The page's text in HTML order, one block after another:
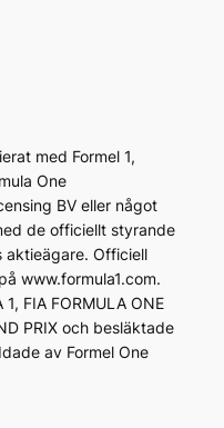
med Formel 1,
One
BV eller något
de officiellt styrande
aktieägare. Officiell
www.formula1.com.
1, FIA FORMULA ONE
PRIX och besläktade
av Formel One